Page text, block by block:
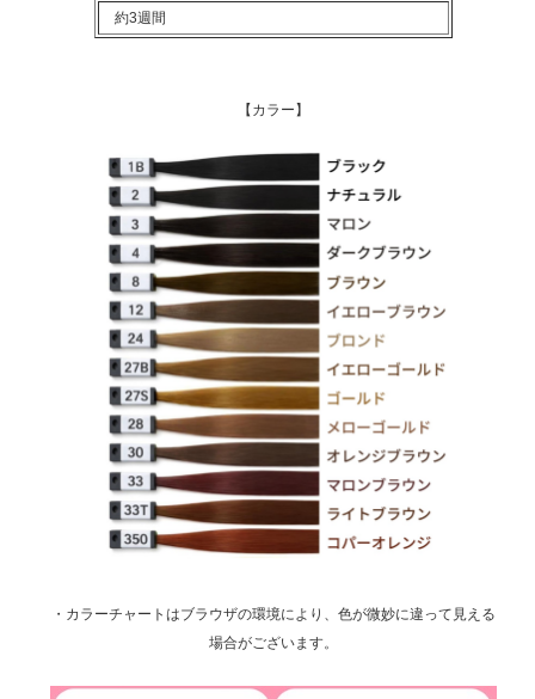
約3週間
【カラー】
・カラーチャートはブラウザの環境により、色が微妙に違って見える
場合がございます。